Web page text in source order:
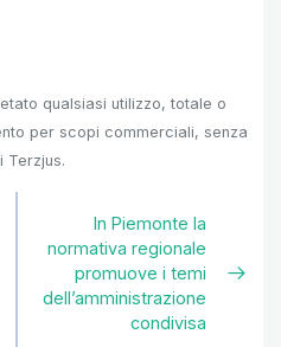
qualsiasi utilizzo, totale o
per scopi commerciali, senza
Terzjus.
In Piemonte la
normativa regionale
promuove i temi
dell’amministrazione
condivisa